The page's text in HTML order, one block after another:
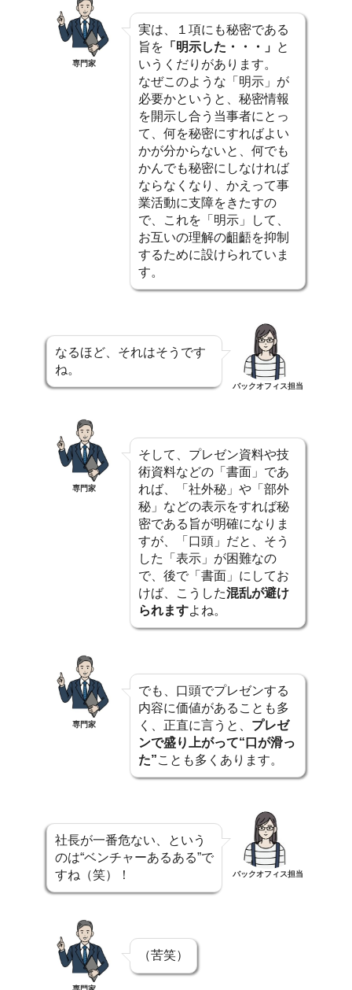
専門家
実は、１項にも秘密である
旨を 「明示した・・・」 と
いうくだりがあります。
なぜこのような「明示」が
必要かというと、秘密情報
を開示し合う当事者にとっ
て、何を秘密にすればよい
かが分からないと、何でも
かんでも秘密にしなければ
ならなくなり、かえって事
業活動に支障をきたすの
で、これを「明示」して、
お互いの理解の齟齬を抑制
するために設けられていま
す。
なるほど、それはそうです
ね。
バックオフィス担当
専門家
そして、プレゼン資料や技
術資料などの「書面」であ
れば、「社外秘」や「部外
秘」などの表示をすれば秘
密である旨が明確になりま
すが、「口頭」だと、そう
した「表示」が困難なの
で、後で「書面」にしてお
けば、こうした混乱が避け
られますよね。
専門家
でも、口頭でプレゼンする
内容に価値があることも多
く、正直に言うと、 プレゼ
ンで盛り上がって“口が滑っ
た”ことも多くあります。
社長が一番危ない、という
のは“ベンチャーあるある”で
すね（笑）！
バックオフィス担当
（苦笑）